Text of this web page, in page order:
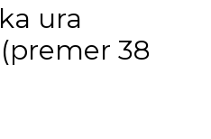
ura
38